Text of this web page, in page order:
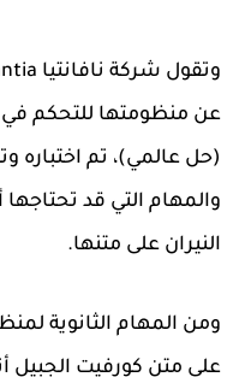
(حل عالمي)، تم اختباره
والمهام التي قد
النيران على متنها.
على متن كورفيت الجبيل